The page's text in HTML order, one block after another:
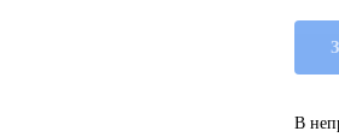
В